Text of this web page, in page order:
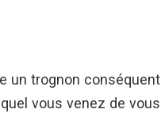
un trognon conséquent
vous venez de vous